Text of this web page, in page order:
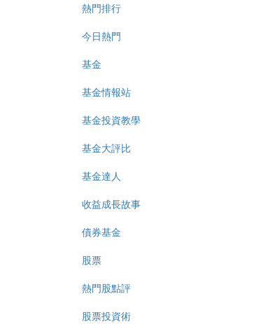
熱門排行
今日熱門
基金
基金情報站
基金投資教學
基金大評比
基金達人
收益成長故事
債券基金
股票
熱門股點評
股票投資術